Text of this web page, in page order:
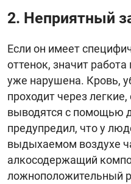
2. Неприятный
Если он имеет
оттенок, значит
уже нарушена. Кровь,
проходит через
выводятся с помощью
предупредил, что у
выдыхаемом воздухе
алкосодержащий
ложноположительный